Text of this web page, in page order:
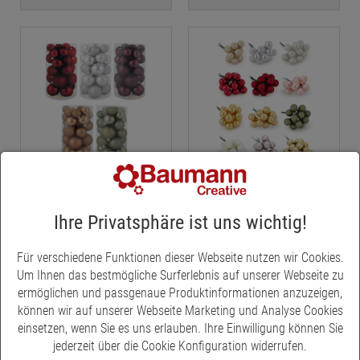
Kunststoff, Baumschmuck
Kunststoffkugeln,
Weihnaschtsschmuck,
Weihnachtsdeko
ab € 8,95 *
Weihnachtskugeln,
Weihnachtsdeko,
Christbaumkugeln,
Glaskugeln
ab € 12,45
- 20 %
Ihre Privatsphäre ist uns wichtig!
Für verschiedene Funktionen dieser Webseite nutzen wir Cookies.
Um Ihnen das bestmögliche Surferlebnis auf unserer Webseite zu
ermöglichen und passgenaue Produktinformationen anzuzeigen,
können wir auf unserer Webseite Marketing und Analyse Cookies
einsetzen, wenn Sie es uns erlauben. Ihre Einwilligung können Sie
jederzeit über die Cookie Konfiguration widerrufen.